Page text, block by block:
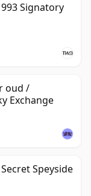
Signatory
oud /
Exchange
Speyside